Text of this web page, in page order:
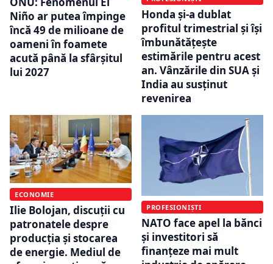
Niño ar putea împinge
încă 49 de milioane de
oameni în foamete
acută până la sfârșitul
lui 2027
Honda și-a dublat
profitul trimestrial și își
îmbunătățește
estimările pentru acest
an. Vânzările din SUA și
India au susținut
revenirea
ECONOMIE
Ilie Bolojan, discuții cu
patronatele despre
producția și stocarea
de energie. Mediul de
PROFESIONIȘTI
NATO face apel la bănci
și investitori să
finanțeze mai mult